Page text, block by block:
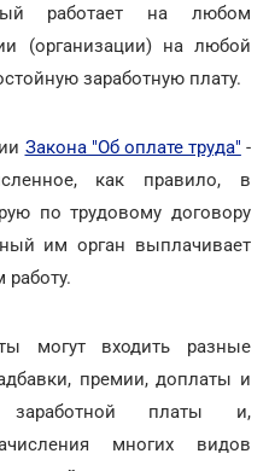
работает на любом
(организации) на любой
заработную плату.
Закона "Об оплате труда" -
как правило, в
по трудовому договору
им орган выплачивает
работу.
могут входить разные
премии, доплаты и
платы и,
многих видов